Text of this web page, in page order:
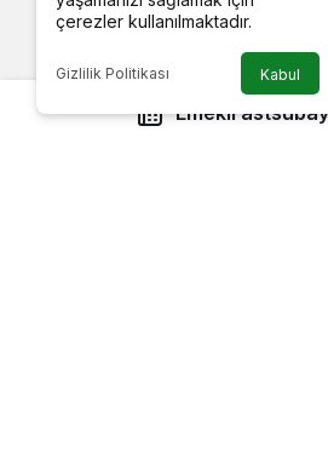
Emekli
çerezler kullanılmaktadır.
Gizlilik Politikası Kabul